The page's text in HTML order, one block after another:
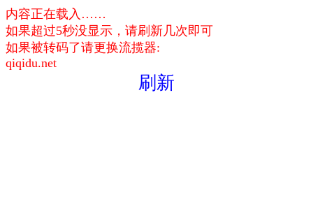
内容正在载入……
如果超过5秒没显示，请刷新几次即可
如果被转码了请更换流揽器:
qiqidu.net
刷新